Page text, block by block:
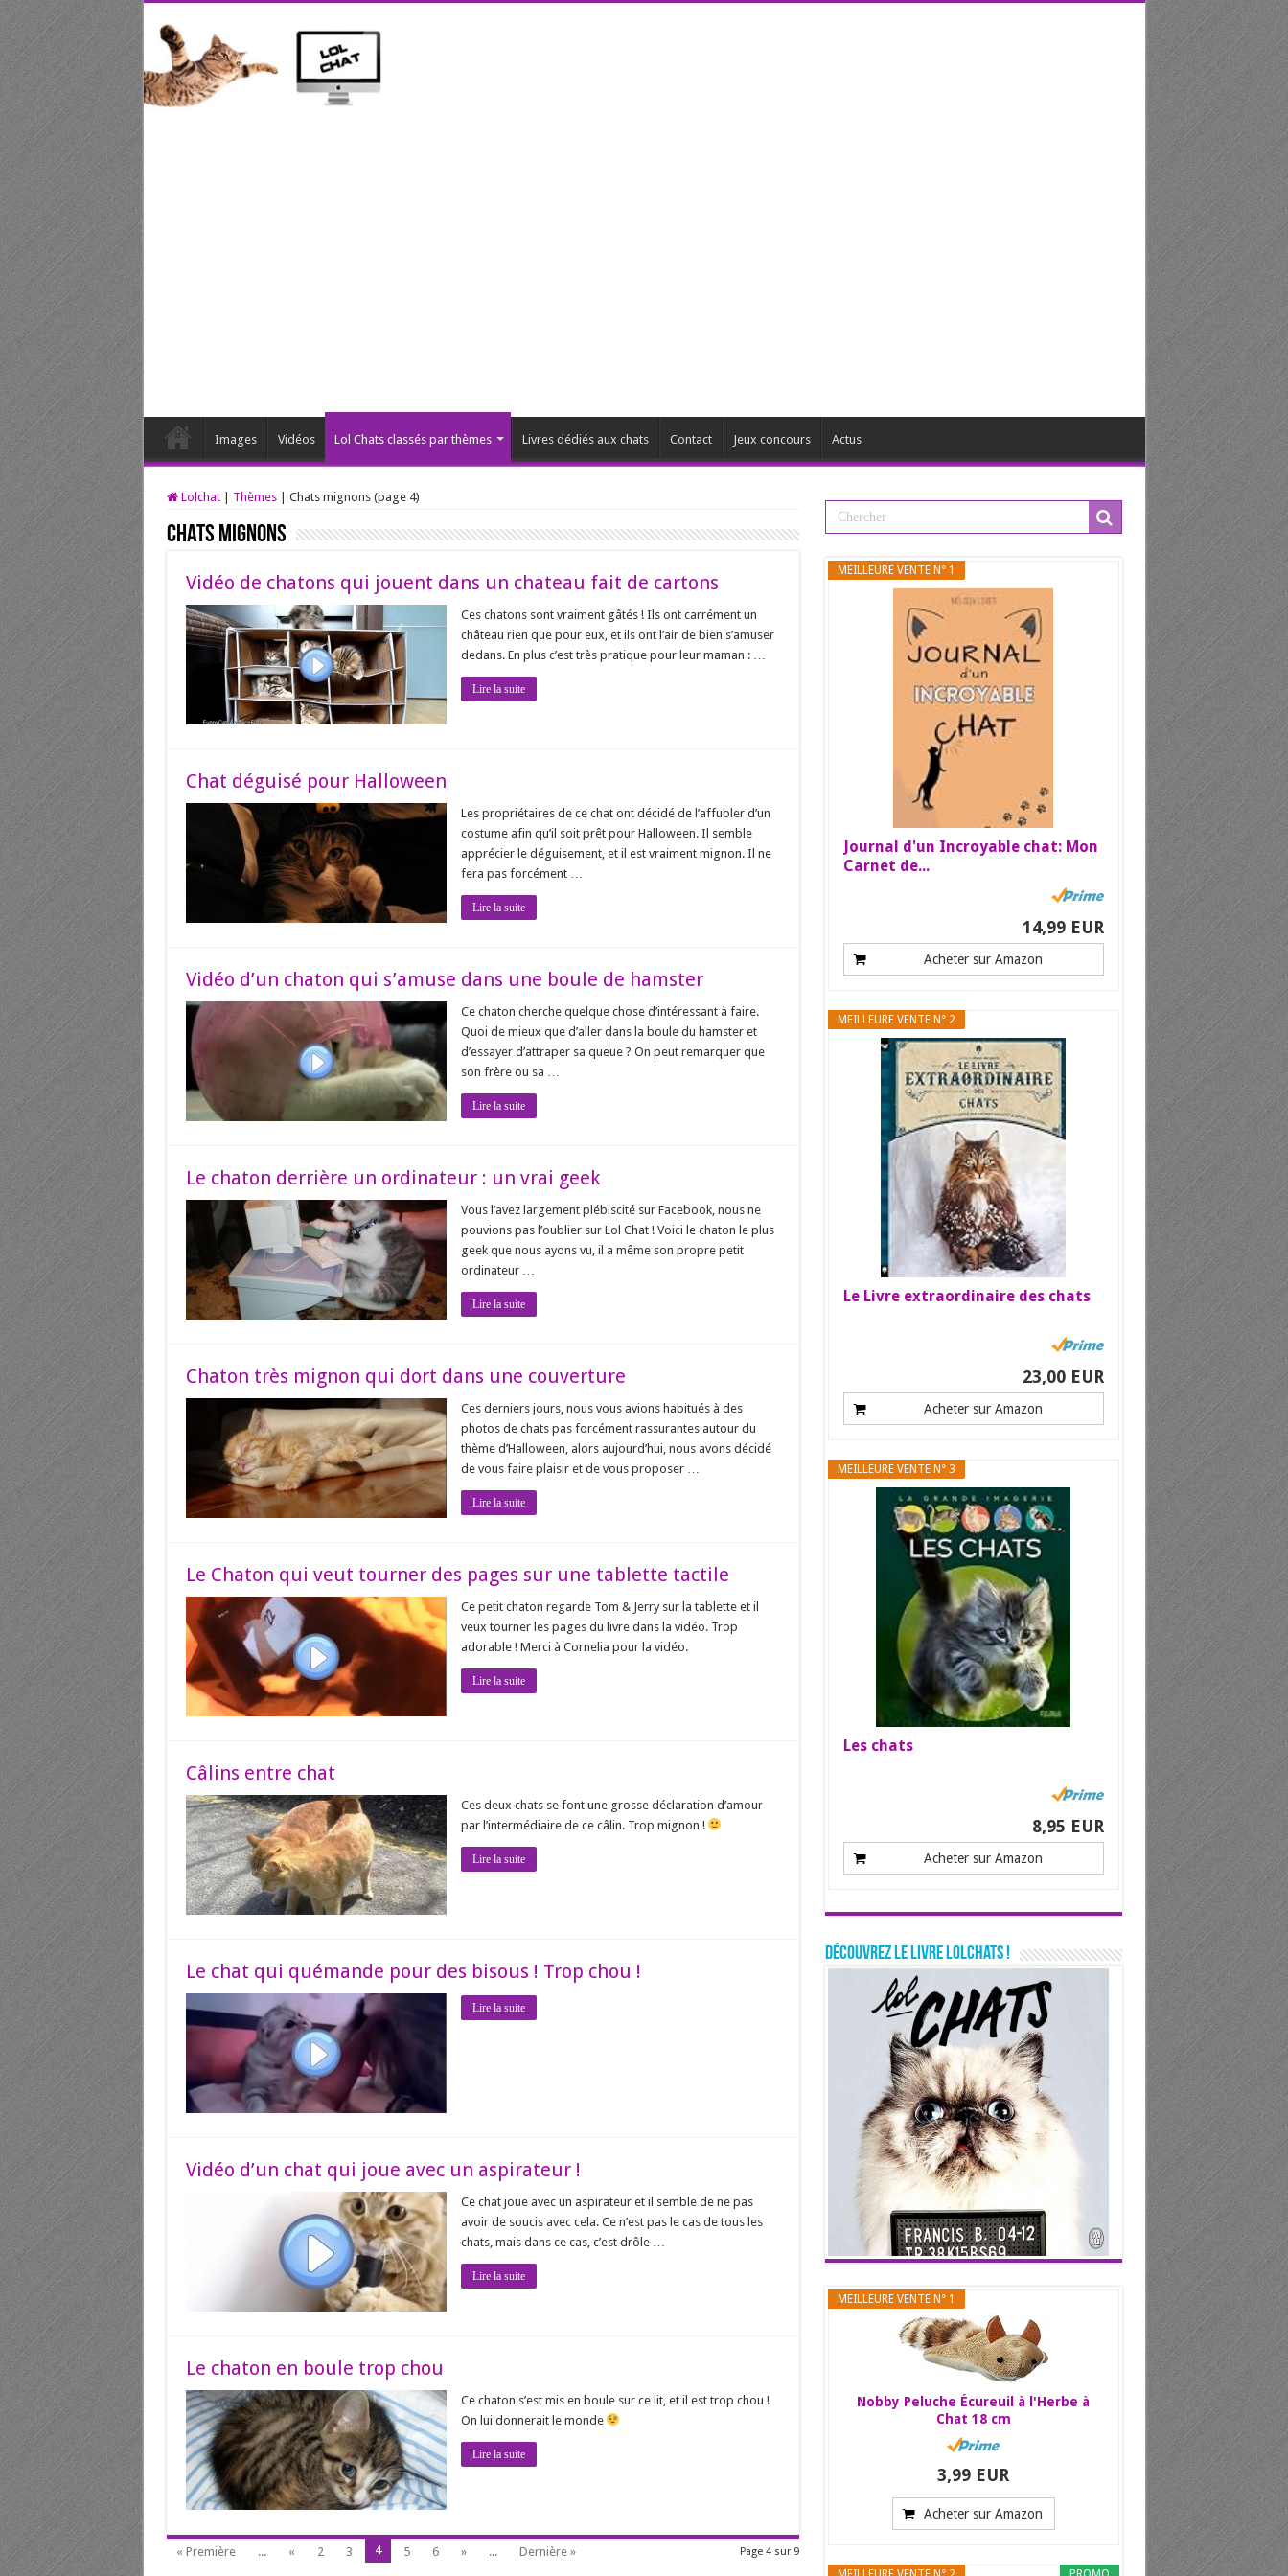
Images Vidéos Lol Chats classés par thèmes Livres dédiés aux chats Contact Jeux concours Actus
Lolchat | Thèmes | Chats mignons (page 4)
Chats mignons
Vidéo de chatons qui jouent dans un chateau fait de cartons
Ces chatons sont vraiment gâtés ! Ils ont carrément un
château rien que pour eux, et ils ont l’air de bien s’amuser
dedans. En plus c’est très pratique pour leur maman : …
Lire la suite
Chat déguisé pour Halloween
Les propriétaires de ce chat ont décidé de l’affubler d’un
costume afin qu’il soit prêt pour Halloween. Il semble
apprécier le déguisement, et il est vraiment mignon. Il ne
fera pas forcément …
Lire la suite
Vidéo d’un chaton qui s’amuse dans une boule de hamster
Ce chaton cherche quelque chose d’intéressant à faire.
Quoi de mieux que d’aller dans la boule du hamster et
d’essayer d’attraper sa queue ? On peut remarquer que
son frère ou sa …
Lire la suite
Le chaton derrière un ordinateur : un vrai geek
Vous l’avez largement plébiscité sur Facebook, nous ne
pouvions pas l’oublier sur Lol Chat ! Voici le chaton le plus
geek que nous ayons vu, il a même son propre petit
ordinateur …
Lire la suite
Chaton très mignon qui dort dans une couverture
Ces derniers jours, nous vous avions habitués à des
photos de chats pas forcément rassurantes autour du
thème d’Halloween, alors aujourd’hui, nous avons décidé
de vous faire plaisir et de vous proposer …
Lire la suite
Le Chaton qui veut tourner des pages sur une tablette tactile
Ce petit chaton regarde Tom & Jerry sur la tablette et il
veux tourner les pages du livre dans la vidéo. Trop
adorable ! Merci à Cornelia pour la vidéo.
Lire la suite
Câlins entre chat
Ces deux chats se font une grosse déclaration d’amour
par l’intermédiaire de ce câlin. Trop mignon !
Lire la suite
Le chat qui quémande pour des bisous ! Trop chou !
Lire la suite
Vidéo d’un chat qui joue avec un aspirateur !
Ce chat joue avec un aspirateur et il semble de ne pas
avoir de soucis avec cela. Ce n’est pas le cas de tous les
chats, mais dans ce cas, c’est drôle …
Lire la suite
Le chaton en boule trop chou
Ce chaton s’est mis en boule sur ce lit, et il est trop chou !
On lui donnerait le monde
Lire la suite
Page 4 sur 9
« Première ... « 2 3 4 5 6 » ... Dernière »
MEILLEURE VENTE N° 1
Journal d'un Incroyable chat: Mon
Carnet de...
14,99 EUR
Acheter sur Amazon
MEILLEURE VENTE N° 2
Le Livre extraordinaire des chats
23,00 EUR
Acheter sur Amazon
MEILLEURE VENTE N° 3
Les chats
8,95 EUR
Acheter sur Amazon
Découvrez le livre LolChats !
MEILLEURE VENTE N° 1
Nobby Peluche Écureuil à l'Herbe à
Chat 18 cm
3,99 EUR
Acheter sur Amazon